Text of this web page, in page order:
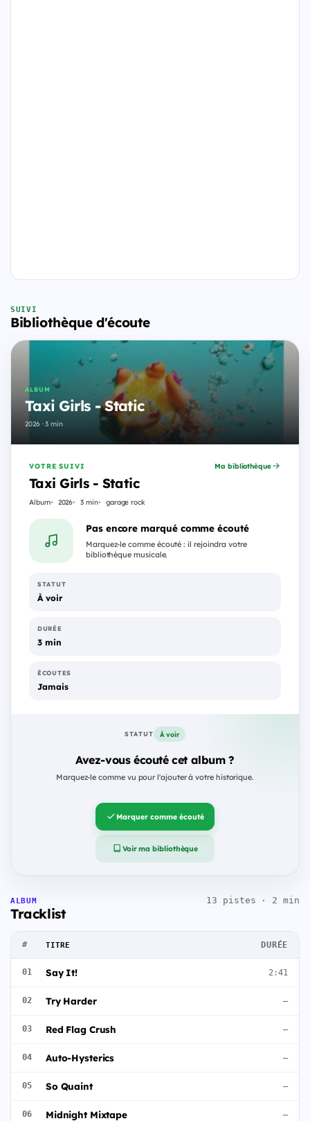
SUIVI
Bibliothèque d'écoute
ALBUM
Taxi Girls - Static
2026 · 3 min
VOTRE SUIVI
Taxi Girls - Static
Album 2026 3 min garage rock
Ma bibliothèque
Pas encore marqué comme écouté
Marquez-le comme écouté : il rejoindra votre
bibliothèque musicale.
STATUT
À voir
DURÉE
3 min
ÉCOUTES
Jamais
STATUT À voir
Avez-vous écouté cet album ?
Marquez-le comme vu pour l'ajouter à votre historique.
Marquer comme écouté
Voir ma bibliothèque
ALBUM
Tracklist
13 pistes · 2 min
# TITRE DURÉE
01 Say It! 2:41
02 Try Harder —
03 Red Flag Crush —
04 Auto-Hysterics —
05 So Quaint —
06 Midnight Mixtape —